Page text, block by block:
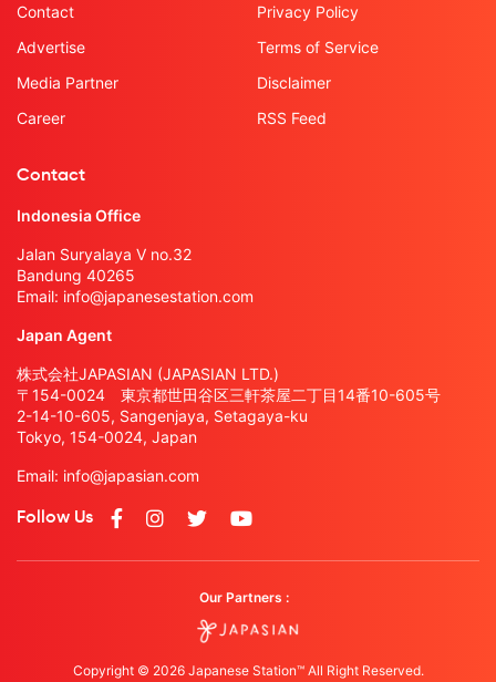
Contact
Advertise
Media Partner
Career
Privacy Policy
Terms of Service
Disclaimer
RSS Feed
Contact
Indonesia Office
Jalan Suryalaya V no.32
Bandung 40265
Email: info@japanesestation.com
Japan Agent
株式会社JAPASIAN (JAPASIAN LTD.)
〒154-0024 東京都世田谷区三軒茶屋二丁目14番10-605号
2-14-10-605, Sangenjaya, Setagaya-ku
Tokyo, 154-0024, Japan
Email: info@japasian.com
Follow Us
Our Partners :
Copyright © 2026 Japanese Station™ All Right Reserved.